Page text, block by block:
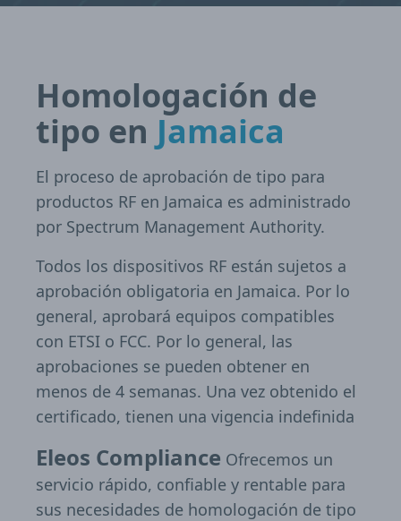
Homologación de
tipo en Jamaica
El proceso de aprobación de tipo para
productos RF en Jamaica es administrado
por Spectrum Management Authority.
Todos los dispositivos RF están sujetos a
aprobación obligatoria en Jamaica. Por lo
general, aprobará equipos compatibles
con ETSI o FCC. Por lo general, las
aprobaciones se pueden obtener en
menos de 4 semanas. Una vez obtenido el
certificado, tienen una vigencia indefinida
Eleos Compliance Ofrecemos un
servicio rápido, confiable y rentable para
sus necesidades de homologación de tipo